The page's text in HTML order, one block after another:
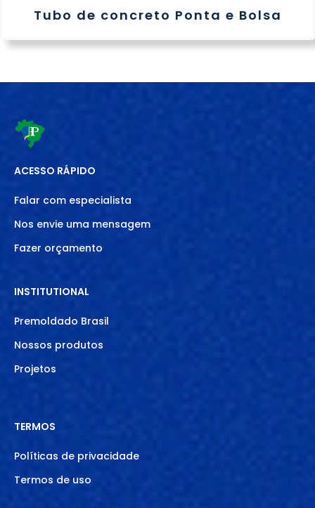
Tubo de concreto Ponta e Bolsa
ACESSO RÁPIDO
Falar com especialista
Nos envie uma mensagem
Fazer orçamento
INSTITUTIONAL
Premoldado Brasil
Nossos produtos
Projetos
TERMOS
Políticas de privacidade
Termos de uso